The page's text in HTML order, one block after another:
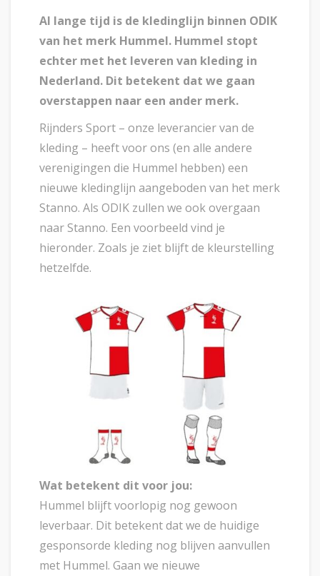
Al lange tijd is de kledinglijn binnen ODIK
van het merk Hummel. Hummel stopt
echter met het leveren van kleding in
Nederland. Dit betekent dat we gaan
overstappen naar een ander merk.
Rijnders Sport – onze leverancier van de
kleding – heeft voor ons (en alle andere
verenigingen die Hummel hebben) een
nieuwe kledinglijn aangeboden van het merk
Stanno. Als ODIK zullen we ook overgaan
naar Stanno. Een voorbeeld vind je
hieronder. Zoals je ziet blijft de kleurstelling
hetzelfde.
Wat betekent dit voor jou:
Hummel blijft voorlopig nog gewoon
leverbaar. Dit betekent dat we de huidige
gesponsorde kleding nog blijven aanvullen
met Hummel. Gaan we nieuwe